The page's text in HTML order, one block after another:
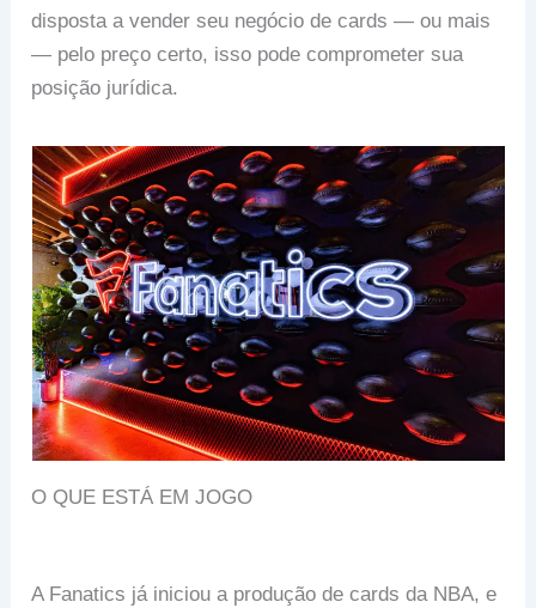
disposta a vender seu negócio de cards — ou mais
— pelo preço certo, isso pode comprometer sua
posição jurídica.
O QUE ESTÁ EM JOGO
A Fanatics já iniciou a produção de cards da NBA, e